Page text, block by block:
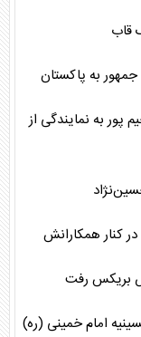
قاب
به پاکستان
پور به نمایندگی از
کنار همکارانش
بریکس رفت
امام خمینی (ره)